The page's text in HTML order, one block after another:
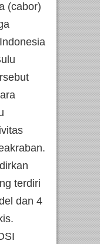
(cabor)
terdiri
dan 4